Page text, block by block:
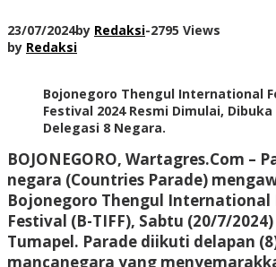
23/07/2024by Redaksi-2795 Views
by Redaksi
Bojonegoro Thengul International
Festival 2024 Resmi Dimulai, Dibuka
Delegasi 8 Negara.
BOJONEGORO, Wartagres.Com –
negara (Countries Parade)
Bojonegoro Thengul International
Festival (B-TIFF), Sabtu (20/7/
Tumapel. Parade diikuti delapan
mancanegara yang